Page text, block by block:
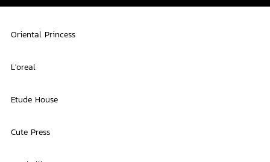
Oriental Princess
L'oreal
Etude House
Cute Press